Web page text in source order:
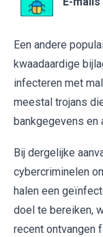
Een andere
kwaadaardige
infecteren met
meestal trojans
bankgegevens
Bij dergelijke
cybercriminelen
halen een
doel te bereiken,
recent ontvangen